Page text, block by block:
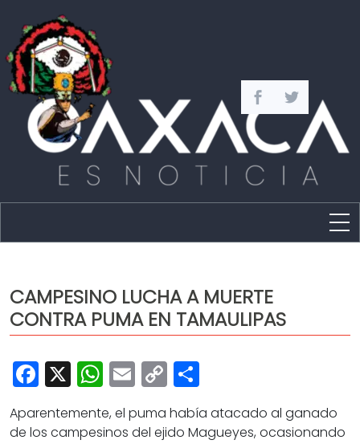
Capital
Policíaca
Cultura
Deportes
Opinión
CAMPESINO LUCHA A MUERTE
CONTRA PUMA EN TAMAULIPAS
Facebook
X WhatsApp
Email
Copy
Link
Aparentemente, el puma había atacado al ganado
de los campesinos del ejido Magueyes, ocasionando